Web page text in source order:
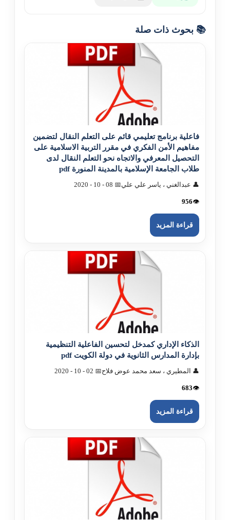
📚 بحوث ذات صلة
فاعلية برنامج تعليمي قائم على التعلم النقال لتضمين
مفاهيم الأمن الفکري في مقرر التربية الاسلامية على
التحصيل المعرفي والاتجاه نحو التعلم النقال لدى
طلاب الجامعة الإسلامية بالمدينة المنورة pdf
👤 عبدالغني ، ياسر علي علي📅 08 - 10 - 2020
👁️
956
قراءة المزيد
الذکاء الإداري کمدخل لتحسين الفاعلية التنظيمية
بإدارة المدارس الثانوية في دولة الکويت pdf
👤 المطيري ، سعد محمد عوض فلاح📅 02 - 10 - 2020
👁️
683
قراءة المزيد